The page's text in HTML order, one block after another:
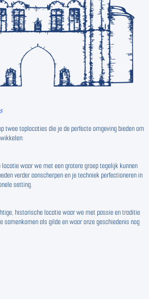
twee toplocaties die je de perfecte omgeving bieden om
locatie waar we met een grotere groep tegelijk kunnen
verder aanscherpen en je techniek perfectioneren in
setting.
historische locatie waar we met passie en traditie
samenkomen als gilde en waar onze geschiedenis nog